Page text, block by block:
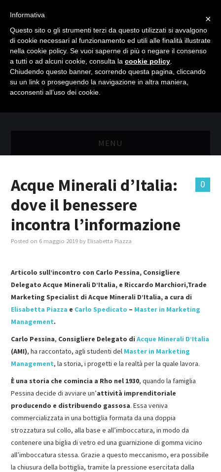
MENU
MASTER MARKETING & RETAIL
SCIENZIATI IN AZIENDA
MASTER IN FOOD & BEVERAGE
GIURISTI IN AZIENDA
TUTTI
0
Acque Minerali d’Italia:
dove il benessere
incontra l’informazione
Posted on 6 maggio 2019 by Elisabetta Piazza
Articolo sull’incontro con Carlo Pessina, Consigliere
Delegato Acque Minerali D’Italia, e Riccardo Marchiori,Trade
Marketing Specialist di Acque Minerali D’Italia, a cura di
Elisabetta Piazza e Carlo Spedicato – Master in Marketing
Management.
Carlo Pessina, Consigliere Delegato diAcque Minerali D’Italia
(AMI), ha raccontato, agli studenti del Master in Marketing
Management, la storia, i progetti e la realtà per la quale lavora.
È una storia che comincia a Rho nel 1930, quando la famiglia
Pessina decide di avviare un’attività imprenditoriale
producendo e distribuendo gassosa. Essa veniva
commercializzata in una bottiglia formata da una doppia
strozzatura sul collo, alla base e all’imboccatura, in modo da
contenere una biglia di vetro ed una guarnizione di gomma vicino
all’imboccatura stessa. Grazie a questo meccanismo, era possibile
la chiusura della bottiglia, tramite la pressione esercitata dalla
×
Informativa
Questo sito o gli strumenti terzi da questo utilizzati si avvalgono
di cookie necessari al funzionamento ed utili alle finalità illustrate
nella cookie policy. Se vuoi saperne di più o negare il consenso
a tutti o ad alcuni cookie, consulta la cookie policy
Chiudendo questo banner, scorrendo questa pagina, cliccando
su un link o proseguendo la navigazione in altra maniera,
acconsenti all’uso dei cookie.